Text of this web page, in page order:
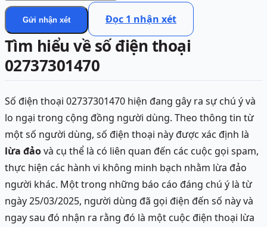
Gửi nhận xét Đọc 1 nhận xét
Tìm hiểu về số điện thoại
02737301470
Số điện thoại 02737301470 hiện đang gây ra sự chú ý và
lo ngại trong cộng đồng người dùng. Theo thông tin từ
một số người dùng, số điện thoại này được xác định là
lừa đảovà cụ thể là có liên quan đến các cuộc gọi spam,
thực hiện các hành vi không minh bạch nhằm lừa đảo
người khác. Một trong những báo cáo đáng chú ý là từ
ngày 25/03/2025, người dùng đã gọi điện đến số này và
ngay sau đó nhận ra rằng đó là một cuộc điện thoại lừa